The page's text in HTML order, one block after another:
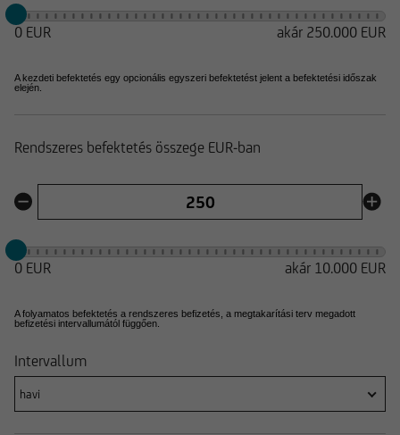
0 EUR akár 250.000 EUR
A kezdeti befektetés egy opcionális egyszeri befektetést jelent a befektetési időszak
elején.
Rendszeres befektetés összege EUR-ban
0 EUR akár 10.000 EUR
A folyamatos befektetés a rendszeres befizetés, a megtakarítási terv megadott
befizetési intervallumától függően.
Intervallum
havi